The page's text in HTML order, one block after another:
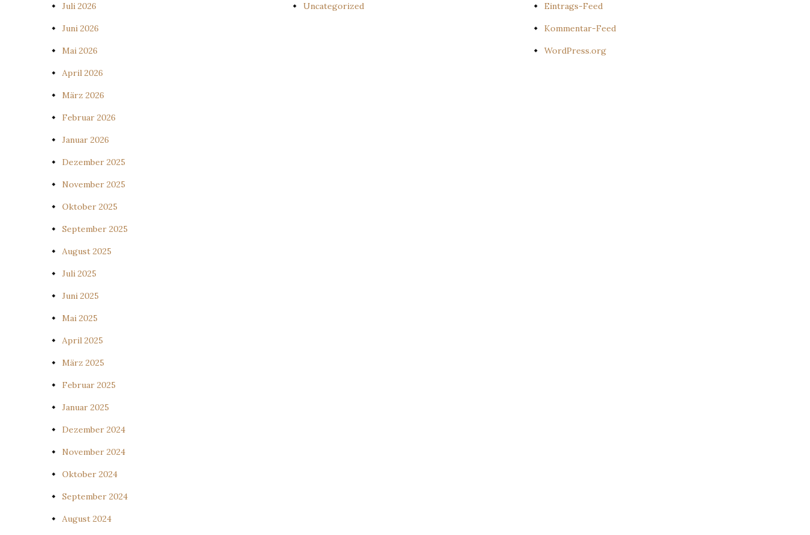
Juli 2026
Juni 2026
Mai 2026
April 2026
März 2026
Februar 2026
Januar 2026
Dezember 2025
November 2025
Oktober 2025
September 2025
August 2025
Juli 2025
Juni 2025
Mai 2025
April 2025
März 2025
Februar 2025
Januar 2025
Dezember 2024
November 2024
Oktober 2024
September 2024
August 2024
Uncategorized Eintrags-Feed
Kommentar-Feed
WordPress.org